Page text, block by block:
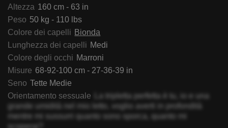
Altezza 160 cm - 63 in
Peso 50 kg - 110 lbs
Colore dei capelli Bionda
Lunghezza dei capelli Medi
Colore degli occhi Marroni
Misure 68-92-100 cm - 27-36-39 in
Seno Tette Medie
Orientamento sessuale
La tripletta perfetta è tu, io e una
grande umidità nel mio letto, voglio averti in profondità
mentre mi sussurri quanto sono sporca, quanto mi